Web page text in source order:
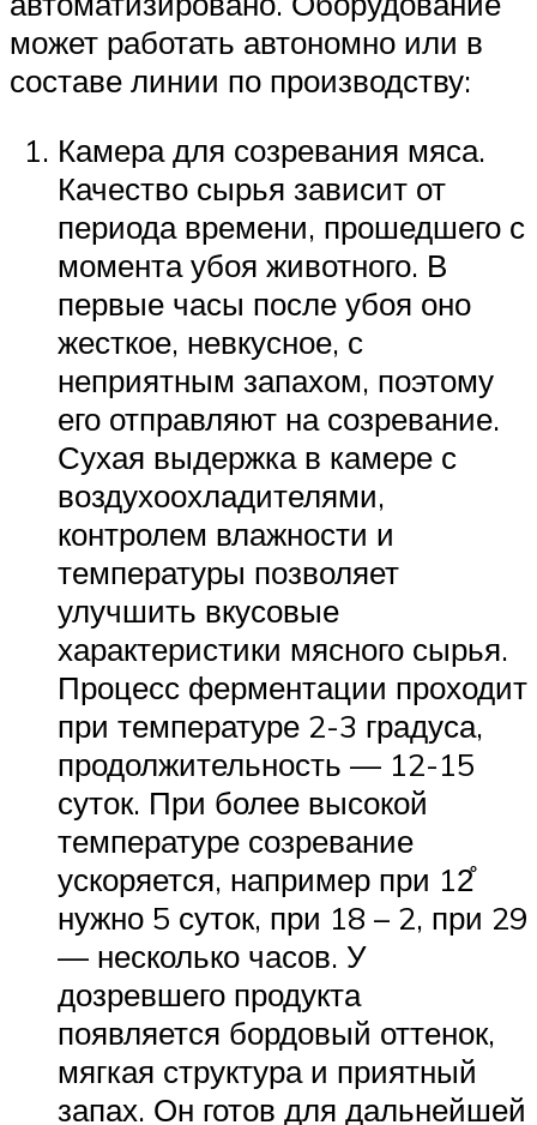
может работать автономно или в
составе линии по производству:
Камера для созревания мяса.
Качество сырья зависит от
периода времени, прошедшего с
момента убоя животного. В
первые часы после убоя оно
жесткое, невкусное, с
неприятным запахом, поэтому
его отправляют на созревание.
Сухая выдержка в камере с
воздухоохладителями,
контролем влажности и
температуры позволяет
улучшить вкусовые
характеристики мясного сырья.
Процесс ферментации проходит
при температуре 2-3 градуса,
продолжительность — 12-15
суток. При более высокой
температуре созревание
ускоряется, например при 12̊
нужно 5 суток, при 18 – 2, при 29
— несколько часов. У
дозревшего продукта
появляется бордовый оттенок,
мягкая структура и приятный
запах. Он готов для дальнейшей